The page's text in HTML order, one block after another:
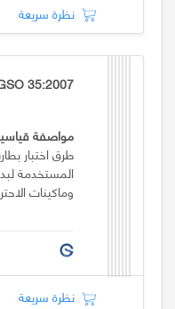
نظرة سريعة
35:2007
مواصفة
طرق اختبار
المستخدمة
وماكينات
نظرة سريعة